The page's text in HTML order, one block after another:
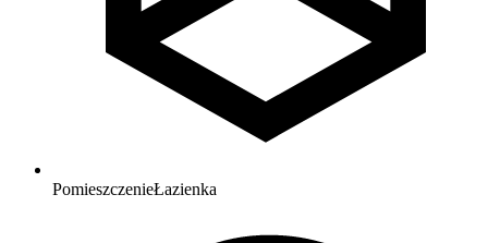
PomieszczenieŁazienka